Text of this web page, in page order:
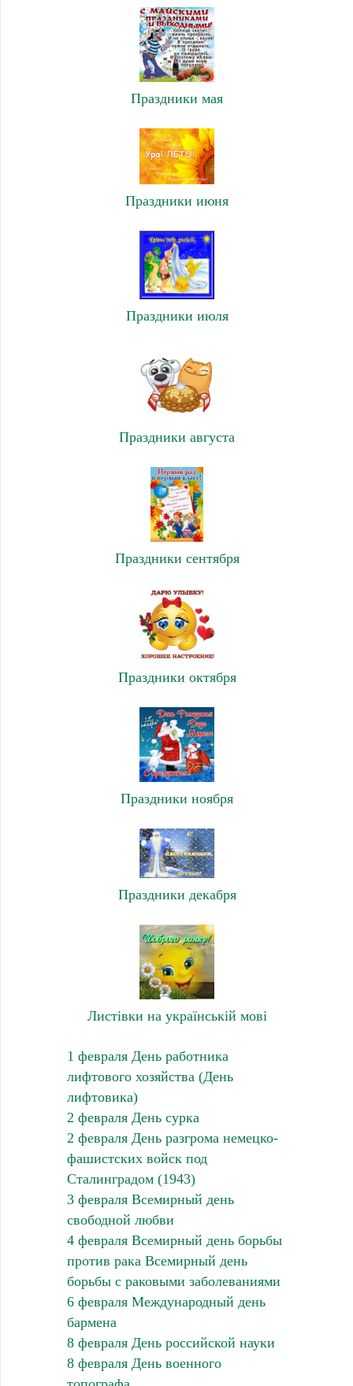
Праздники мая
Праздники июня
Праздники июля
Праздники августа
Праздники сентября
Праздники октября
Праздники ноября
Праздники декабря
Листівки на українській мові
1 февраля День работника
лифтового хозяйства (День
лифтовика)
2 февраля День сурка
2 февраля День разгрома немецко-
фашистcких войск под
Сталинградом (1943)
3 февраля Всемирный день
свободной любви
4 февраля Всемирный день борьбы
против рака Всемирный день
борьбы с раковыми заболеваниями
6 февраля Международный день
бармена
8 февраля День российской науки
8 февраля День военного